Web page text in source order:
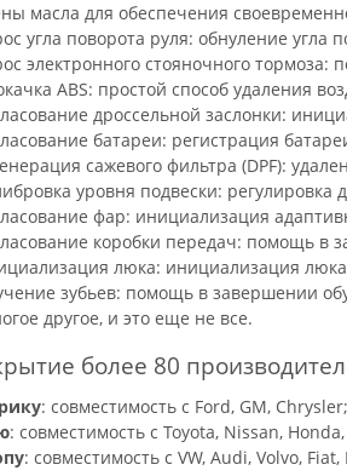
масла для обеспечения
угла поворота руля: обнуление
электронного стояночного
ABS: простой способ удаления
дроссельной заслонки:
батареи: регистрация
сажевого фильтра (DPF):
уровня подвески: регулировка
фар: инициализация
коробки передач: помощь в
люка: инициализация
зубьев: помощь в завершении
другое, и это еще не все.
более 80
: совместимость с Ford, GM, Chrysler;
: совместимость с Toyota, Nissan,
: совместимость с VW, Audi, Volvo,